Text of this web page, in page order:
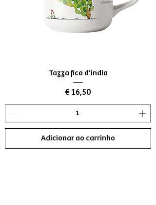
Tazza fico d'india
Preço
€ 16,50
Adicionar ao carrinho